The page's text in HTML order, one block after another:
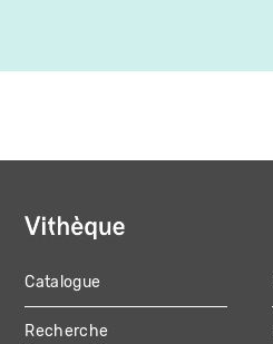
MAIN
Catalogue
Recherche